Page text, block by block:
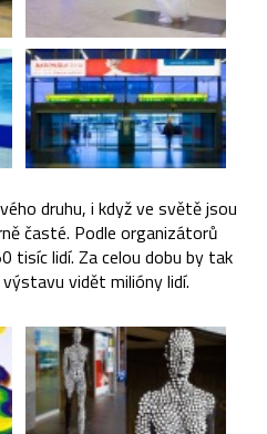
druhu, i když ve světě jsou
časté. Podle organizátorů
tisíc lidí. Za celou dobu by tak
vidět milióny lidí.